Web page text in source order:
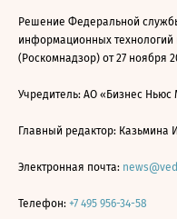
Решение Федеральной
информационных
(Роскомнадзор) от 27 ноября
Учредитель: АО «Бизнес Ньюс
Главный редактор: Казьмина
Электронная почта:
Телефон: +7 495 956-34-58